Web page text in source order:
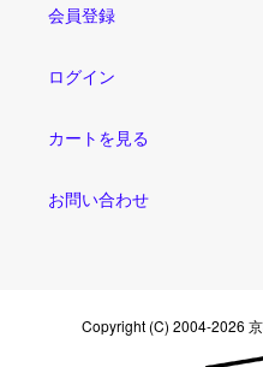
会員登録
ログイン
カートを見る
お問い合わせ
Copyright (C) 2004-2026